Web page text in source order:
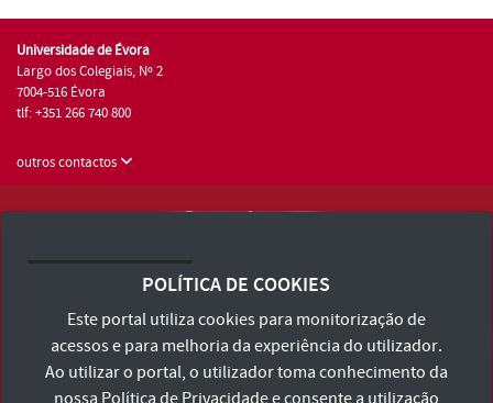
Universidade de Évora
Largo dos Colegiais, Nº 2
7004-516 Évora
tlf: +351 266 740 800
outros contactos
Consulte os Termos e Condições e Política de Privacidade
Declaração de Acessibilidade
POLÍTICA DE COOKIES
Este portal utiliza cookies para monitorização de
acessos e para melhoria da experiência do utilizador.
Ao utilizar o portal, o utilizador toma conhecimento da
nossa Política de Privacidadee consente a utilização